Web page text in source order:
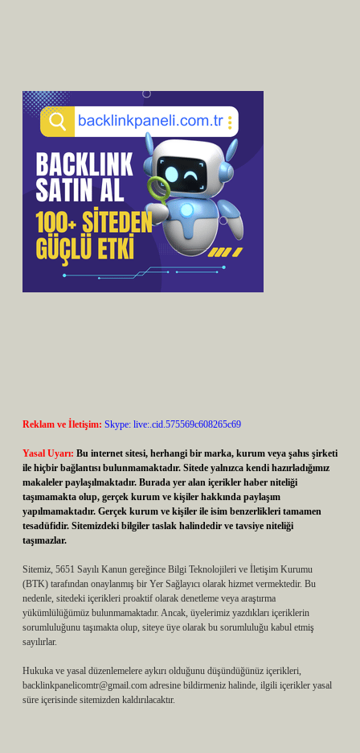
Reklam ve İletişim: Skype: live:.cid.575569c608265c69
Yasal Uyarı: Bu internet sitesi, herhangi bir marka, kurum veya şahıs şirketi
ile hiçbir bağlantısı bulunmamaktadır. Sitede yalnızca kendi hazırladığımız
makaleler paylaşılmaktadır. Burada yer alan içerikler haber niteliği
taşımamakta olup, gerçek kurum ve kişiler hakkında paylaşım
yapılmamaktadır. Gerçek kurum ve kişiler ile isim benzerlikleri tamamen
tesadüfidir. Sitemizdeki bilgiler taslak halindedir ve tavsiye niteliği
taşımazlar.
Sitemiz, 5651 Sayılı Kanun gereğince Bilgi Teknolojileri ve İletişim Kurumu
(BTK) tarafından onaylanmış bir Yer Sağlayıcı olarak hizmet vermektedir. Bu
nedenle, sitedeki içerikleri proaktif olarak denetleme veya araştırma
yükümlülüğümüz bulunmamaktadır. Ancak, üyelerimiz yazdıkları içeriklerin
sorumluluğunu taşımakta olup, siteye üye olarak bu sorumluluğu kabul etmiş
sayılırlar.
Hukuka ve yasal düzenlemelere aykırı olduğunu düşündüğünüz içerikleri,
backlinkpanelicomtr@gmail.com adresine bildirmeniz halinde, ilgili içerikler yasal
süre içerisinde sitemizden kaldırılacaktır.